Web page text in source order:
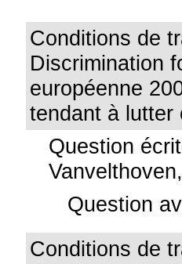
Conditions de
Discrimination
européenne
tendant à lutter
Question
Question
Conditions de